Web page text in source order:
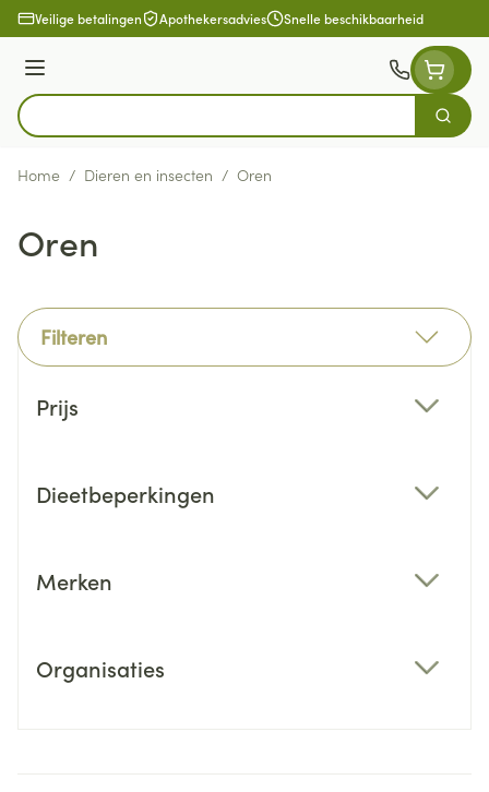
Ga naar de inhoud
Veilige betalingen Apothekersadvies Snelle beschikbaarheid
Menu
Product, merk, categorie...
Zoek
Home / Dieren en insecten / Oren
Oren
Filteren
Prijs
Dieetbeperkingen
Merken
Organisaties